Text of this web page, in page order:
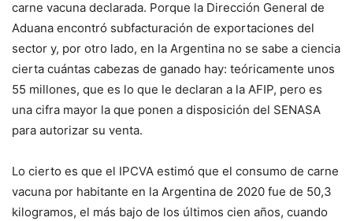
carne vacuna declarada. Porque la Dirección General de
Aduana encontró subfacturación de exportaciones del
sector y, por otro lado, en la Argentina no se sabe a ciencia
cierta cuántas cabezas de ganado hay: teóricamente unos
55 millones, que es lo que le declaran a la AFIP, pero es
una cifra mayor la que ponen a disposición del SENASA
para autorizar su venta.
Lo cierto es que el IPCVA estimó que el consumo de carne
vacuna por habitante en la Argentina de 2020 fue de 50,3
kilogramos, el más bajo de los últimos cien años, cuando